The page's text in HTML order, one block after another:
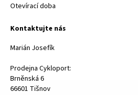
Otevírací doba
Kontaktujte nás
Marián Josefík
Prodejna Cykloport:
Brněnská 6
66601 Tišnov